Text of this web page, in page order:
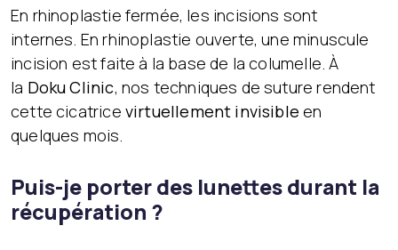
En rhinoplastie fermée, les incisions sont
internes. En rhinoplastie ouverte, une minuscule
incision est faite à la base de la columelle. À
la Doku Clinic, nos techniques de suture rendent
cette cicatrice virtuellement invisible en
quelques mois.
Puis-je porter des lunettes durant la
récupération ?